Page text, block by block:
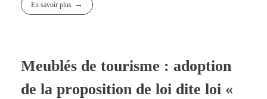
En savoir plus
Meublés de tourisme : adoption
de la proposition de loi dite loi «